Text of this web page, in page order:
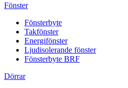
Fönster
Fönsterbyte
Takfönster
Energifönster
Ljudisolerande fönster
Fönsterbyte BRF
Dörrar